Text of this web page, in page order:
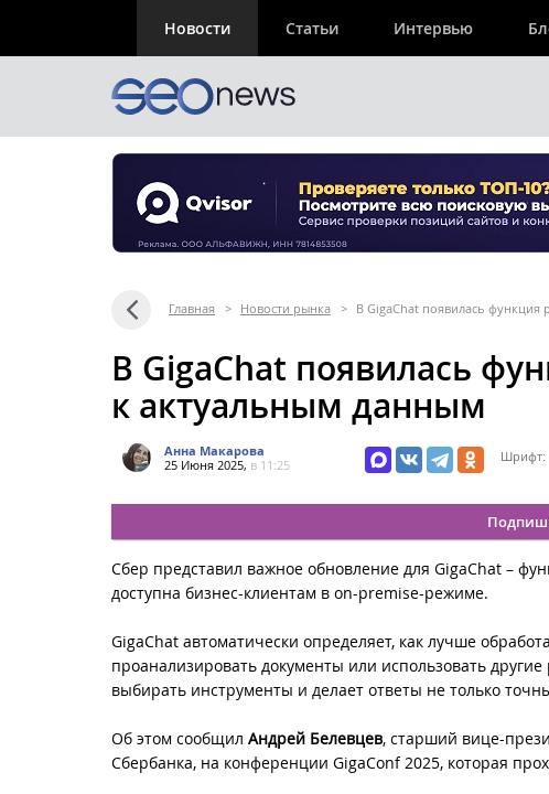
Новости Статьи Интервью
Главная > Новости рынка > В GigaChat появилась функция
В GigaChat появилась
к актуальным данным
Анна Макарова
25 Июня 2025, в 11:25
Шрифт:
Сбер представил важное обновление для GigaChat –
доступна бизнес-клиентам в on-premise-режиме.
GigaChat автоматически определяет, как лучше
проанализировать документы или использовать
выбирать инструменты и делает ответы не только
Об этом сообщил Андрей Белевцев, старший вице-
Сбербанка, на конференции GigaConf 2025, которая